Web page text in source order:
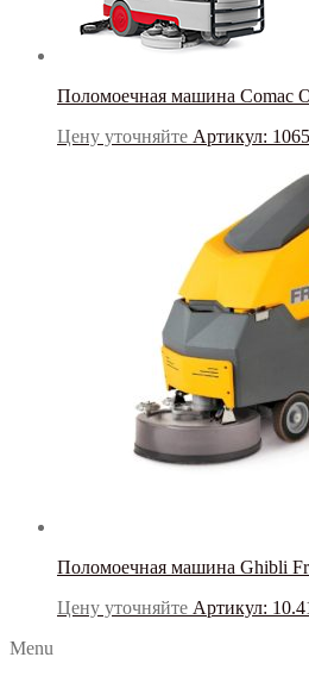
Поломоечная машина Сomac
Цену уточняйте Артикул:
Поломоечная машина Ghibli
Цену уточняйте Артикул:
Menu